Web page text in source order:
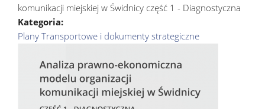
komunikacji miejskiej w Świdnicy część 1 - Diagnostyczna
Kategoria:
Plany Transportowe i dokumenty strategiczne